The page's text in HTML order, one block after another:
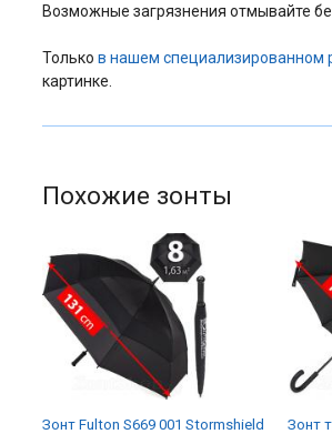
Возможные загрязнения отмывайте
Тольков нашем специализированном
картинке.
Похожие зонты
Зонт Fulton S669 001 Stormshield
Зонт